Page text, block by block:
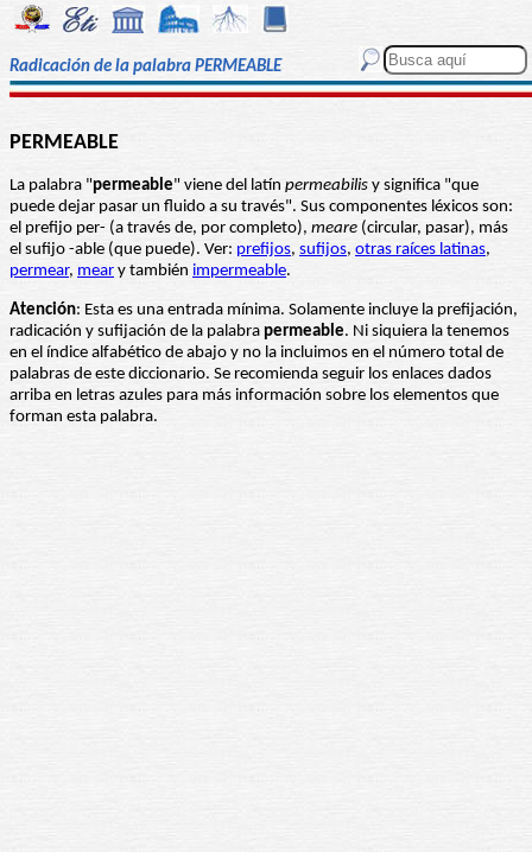
Radicación de la palabra PERMEABLE
PERMEABLE
La palabra "permeable" viene del latín permeabilis y significa "que
puede dejar pasar un fluido a su través". Sus componentes léxicos son:
el prefijo per- (a través de, por completo), meare (circular, pasar), más
el sufijo -able (que puede). Ver: prefijos, sufijos, otras raíces latinas,
permear, mear y también impermeable.
Atención: Esta es una entrada mínima. Solamente incluye la prefijación,
radicación y sufijación de la palabra permeable. Ni siquiera la tenemos
en el índice alfabético de abajo y no la incluimos en el número total de
palabras de este diccionario. Se recomienda seguir los enlaces dados
arriba en letras azules para más información sobre los elementos que
forman esta palabra.